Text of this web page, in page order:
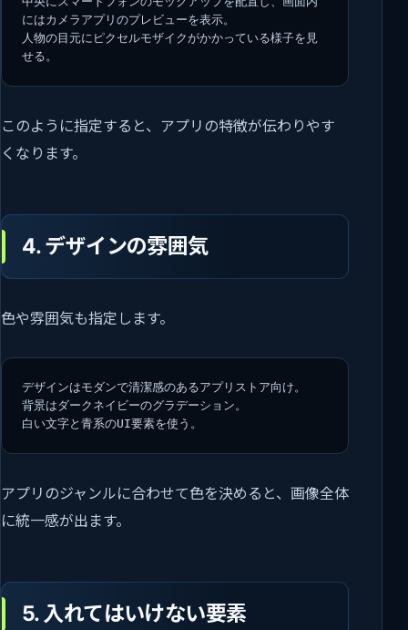
にはカメラアプリのプレビューを表示。
人物の目元にピクセルモザイクがかかっている様子を見
せる。
このように指定すると、アプリの特徴が伝わりやす
くなります。
4. デザインの雰囲気
色や雰囲気も指定します。
デザインはモダンで清潔感のあるアプリストア向け。
背景はダークネイビーのグラデーション。
白い文字と青系のUI要素を使う。
アプリのジャンルに合わせて色を決めると、画像全体
に統一感が出ます。
5. 入れてはいけない要素